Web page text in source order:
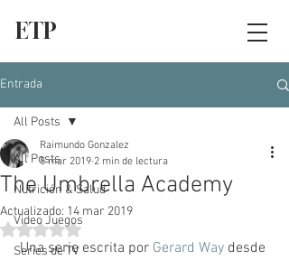
ETP
Entrada
All Posts
Nutrición & Salud
Video Juegos
Series de TV
All Posts
The Umbrella Academy
Raimundo Gonzalez
5 mar 2019 2 min de lectura
Actualizado: 14 mar 2019
Obtuvo NaN de 5 estrellas.
Una serie escrita por Gerard Way desde